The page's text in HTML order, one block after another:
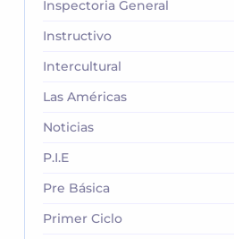
Inspectoria General
Instructivo
Intercultural
Las Américas
Noticias
P.I.E
Pre Básica
Primer Ciclo